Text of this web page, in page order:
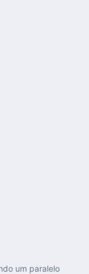
um paralelo